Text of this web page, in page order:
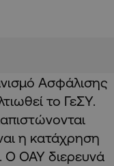
Ασφάλισης
το ΓεΣΥ.
η κατάχρηση
Ο ΟΑΥ διερευνά